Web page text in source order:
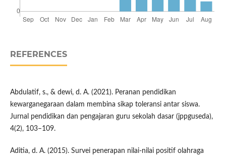
REFERENCES
Abdulatif, s., & dewi, d. A. (2021). Peranan pendidikan
kewarganegaraan dalam membina sikap toleransi antar siswa.
Jurnal pendidikan dan pengajaran guru sekolah dasar (jppguseda),
4(2), 103–109.
Aditia, d. A. (2015). Survei penerapan nilai-nilai positif olahraga